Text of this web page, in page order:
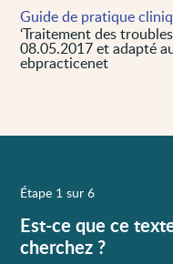
Guide de pratique
‘Traitement des
08.05.2017 et adapté
ebpracticenet
Étape 1 sur 6
Est-ce que ce
cherchez ?